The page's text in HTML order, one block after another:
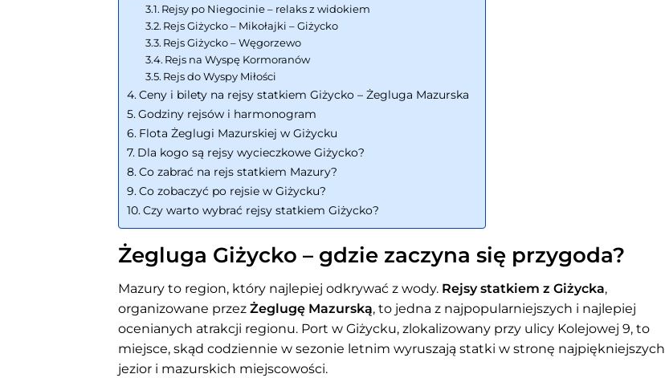
Rejsy po Niegocinie – relaks z widokiem
Rejs Giżycko – Mikołajki – Giżycko
Rejs Giżycko – Węgorzewo
Rejs na Wyspę Kormoranów
Rejs do Wyspy Miłości
Ceny i bilety na rejsy statkiem Giżycko – Żegluga Mazurska
Godziny rejsów i harmonogram
Flota Żeglugi Mazurskiej w Giżycku
Dla kogo są rejsy wycieczkowe Giżycko?
Co zabrać na rejs statkiem Mazury?
Co zobaczyć po rejsie w Giżycku?
Czy warto wybrać rejsy statkiem Giżycko?
Żegluga Giżycko – gdzie zaczyna się przygoda?
Mazury to region, który najlepiej odkrywać z wody. Rejsy statkiem z Giżycka,
organizowane przez Żeglugę Mazurską, to jedna z najpopularniejszych i najlepiej
ocenianych atrakcji regionu. Port w Giżycku, zlokalizowany przy ulicy Kolejowej 9, to
miejsce, skąd codziennie w sezonie letnim wyruszają statki w stronę najpiękniejszych
jezior i mazurskich miejscowości.